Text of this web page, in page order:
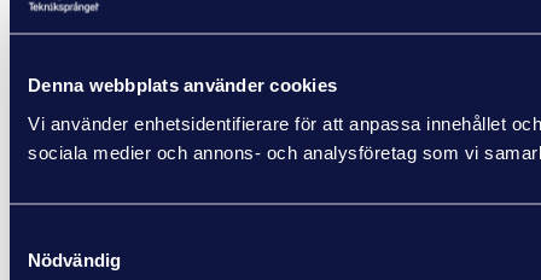
Denna webbplats använder cookies
Vi använder enhetsidentifierare för att anpassa innehållet
sociala medier och annons- och analysföretag som vi
Nödvändig